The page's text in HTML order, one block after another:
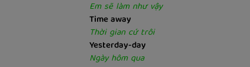
Em sẽ làm như vậy
Time away
Thời gian cứ trôi
Yesterday-day
Ngày hôm qua